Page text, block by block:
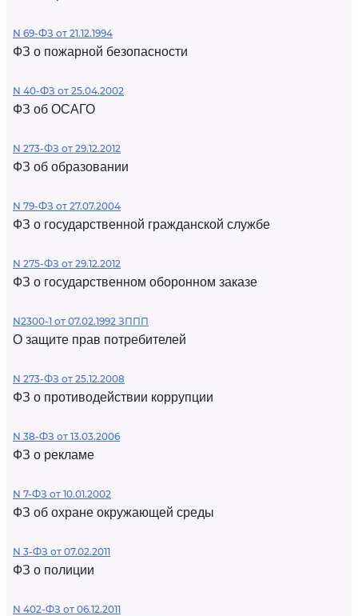
N 69-ФЗ от 21.12.1994
ФЗ о пожарной безопасности
N 40-ФЗ от 25.04.2002
ФЗ об ОСАГО
N 273-ФЗ от 29.12.2012
ФЗ об образовании
N 79-ФЗ от 27.07.2004
ФЗ о государственной гражданской службе
N 275-ФЗ от 29.12.2012
ФЗ о государственном оборонном заказе
N2300-1 от 07.02.1992 ЗППП
О защите прав потребителей
N 273-ФЗ от 25.12.2008
ФЗ о противодействии коррупции
N 38-ФЗ от 13.03.2006
ФЗ о рекламе
N 7-ФЗ от 10.01.2002
ФЗ об охране окружающей среды
N 3-ФЗ от 07.02.2011
ФЗ о полиции
N 402-ФЗ от 06.12.2011